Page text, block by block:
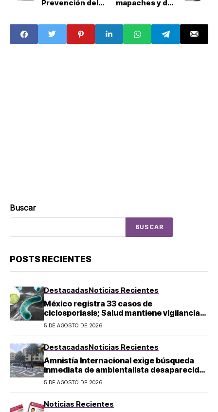
Prevención del
mapaches y dos
Zinacantepec
Buscar
BUSCAR
POSTS RECIENTES
DestacadasNoticias Recientes
México registra 33 casos de
ciclosporiasis; Salud mantiene vigilancia
epidemiológica
5 DE AGOSTO DE 2026
DestacadasNoticias Recientes
Amnistía Internacional exige búsqueda
inmediata de ambientalista desaparecido
en Michoacán
5 DE AGOSTO DE 2026
Noticias Recientes